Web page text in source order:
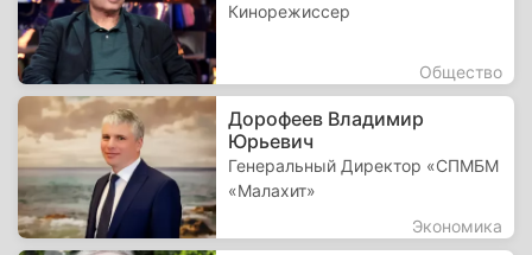
Кинорежиссер
Общество
Дорофеев Владимир
Юрьевич
Генеральный Директор «СПМБМ
«Малахит»
Экономика